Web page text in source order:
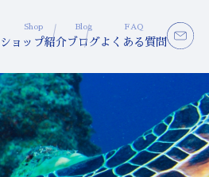
Shop
ショップ紹介
Blog
ブログ
FAQ
よくある質問